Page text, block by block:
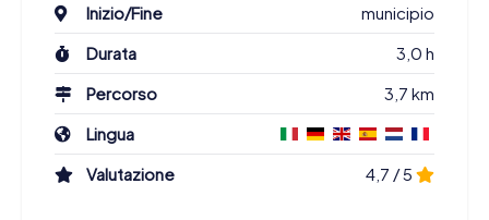
Inizio/Fine
municipio
Durata
3,0 h
Percorso
3,7 km
Lingua
Valutazione
4,7 / 5